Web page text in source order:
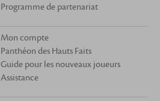
Programme de partenariat
Mon compte
Panthéon des Hauts Faits
Guide pour les nouveaux joueurs
Assistance